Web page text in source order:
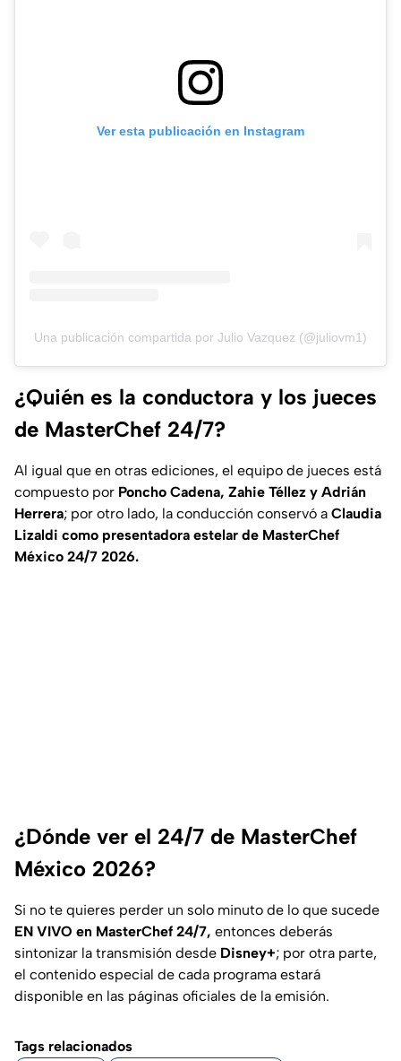
Ver esta publicación en Instagram
Una publicación compartida por Julio Vazquez (@juliovm1)
¿Quién es la conductora y los jueces
de MasterChef 24/7?
Al igual que en otras ediciones, el equipo de jueces está
compuesto por Poncho Cadena, Zahie Téllez y Adrián
Herrera; por otro lado, la conducción conservó a Claudia
Lizaldi como presentadora estelar de MasterChef
México 24/7 2026.
¿Dónde ver el 24/7 de MasterChef
México 2026?
Si no te quieres perder un solo minuto de lo que sucede
EN VIVO en MasterChef 24/7, entonces deberás
sintonizar la transmisión desde Disney+; por otra parte,
el contenido especial de cada programa estará
disponible en las páginas oficiales de la emisión.
Tags relacionados